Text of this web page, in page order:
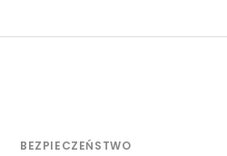
BEZPIECZEŃSTWO